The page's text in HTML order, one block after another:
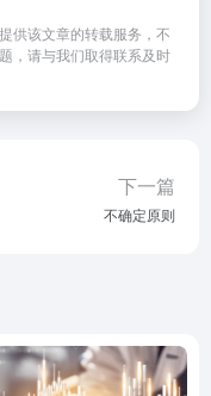
供该文章的转载服务，不
，请与我们取得联系及时
下一篇
不确定原则